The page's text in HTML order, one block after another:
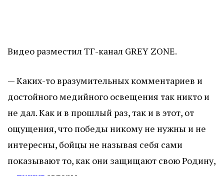
Видео разместил ТГ-канал GREY ZONE.
— Каких-то вразумительных комментариев и
достойного медийного освещения так никто и
не дал. Как и в прошлый раз, так и в этот, от
ощущения, что победы никому не нужны и не
интересны, бойцы не называя себя сами
показывают то, как они защищают свою Родину,